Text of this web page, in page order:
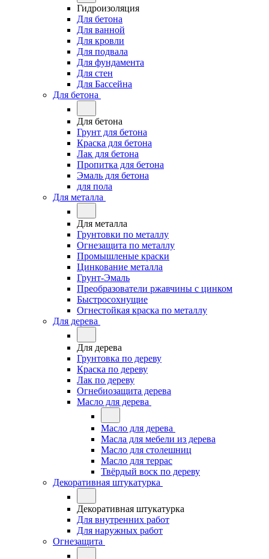
Гидроизоляция
Для бетона
Для ванной
Для кровли
Для подвала
Для фундамента
Для стен
Для Бассейна
Для бетона
Для бетона
Грунт для бетона
Краска для бетона
Лак для бетона
Пропитка для бетона
Эмаль для бетона
для пола
Для металла
Для металла
Грунтовки по металлу
Огнезащита по металлу
Промышленые краски
Цинкование металла
Грунт-Эмаль
Преобразователи ржавчины с цинком
Быстросохнущие
Огнестойкая краска по металлу
Для дерева
Для дерева
Грунтовка по дереву
Краска по дереву
Лак по дереву
Огнебиозащита дерева
Масло для дерева
Масло для дерева
Масла для мебели из дерева
Масло для столешниц
Масло для террас
Твёрдый воск по дереву
Декоративная штукатурка
Декоративная штукатурка
Для внутренних работ
Для наружных работ
Огнезащита